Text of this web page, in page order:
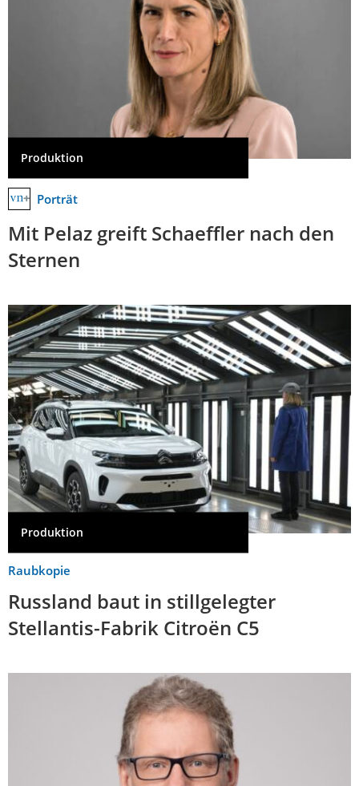
Produktion
Porträt
Mit Pelaz greift Schaeffler nach den
Sternen
Produktion
Raubkopie
Russland baut in stillgelegter
Stellantis-Fabrik Citroën C5